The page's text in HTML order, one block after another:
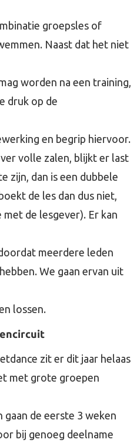
groepsles of
Naast dat het niet
worden na een training,
druk op de
en begrip hiervoor.
volle zalen, blijkt er last
zijn, dan is een dubbele
de les dan dus niet,
de lesgever). Er kan
meerdere leden
We gaan ervan uit
lossen.
zit er dit jaar helaas
met grote groepen
gaan de eerste 3 weken
bij genoeg deelname